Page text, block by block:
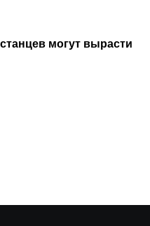
могут вырасти